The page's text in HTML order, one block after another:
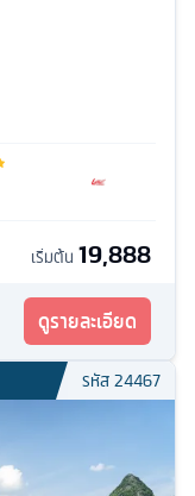
เริ่มต้น 19,888
ดูรายละเอียด
รหัส24467